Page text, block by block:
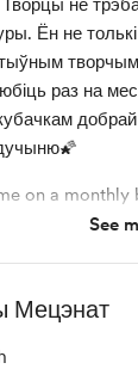
не
Ён не
творчым
раз на
on a monthly
postsSee
Мецэнат